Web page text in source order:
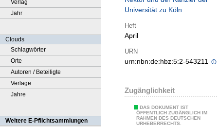
Verlag
Jahr
Clouds
Schlagwörter
Orte
Autoren / Beteiligte
Verlage
Jahre
Weitere E-Pflichtsammlungen
Universität zu Köln
Heft
April
URN
urn:nbn:de:hbz:5:2-543211
Zugänglichkeit
DAS DOKUMENT IST
ÖFFENTLICH ZUGÄNGLICH IM
RAHMEN DES DEUTSCHEN
URHEBERRECHTS.